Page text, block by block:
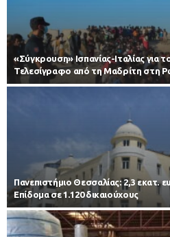
«Σύγκρουση» Ισπανίας-Ιταλίας για
Τελεσίγραφο από τη Μαδρίτη στη
Πανεπιστήμιο Θεσσαλίας: 2,3 εκατ.
Επίδομα σε 1.120 δικαιούχους